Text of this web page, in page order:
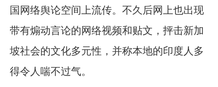
国网络舆论空间上流传。不久后网上也出现
带有煽动言论的网络视频和贴文，抨击新加
坡社会的文化多元性，并称本地的印度人多
得令人喘不过气。